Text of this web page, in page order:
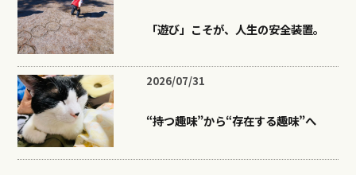
「遊び」こそが、人生の安全装置。
2026/07/31
“持つ趣味”から“存在する趣味”へ